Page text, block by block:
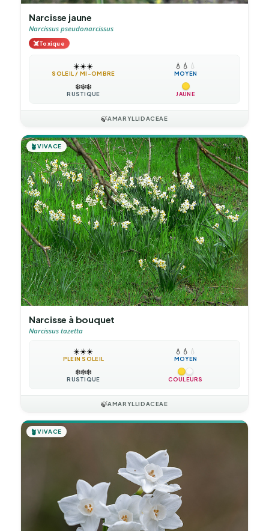
Narcisse jaune
Narcissus pseudonarcissus
☠️Toxique
☀️☀️☀️
SOLEIL / MI-OMBRE
💧 💧 💧
MOYEN
❄️❄️❄️
RUSTIQUE JAUNE
🍃AMARYLLIDACEAE
🪴VIVACE
Narcisse à bouquet
Narcissus tazetta
☀️☀️☀️
PLEIN SOLEIL
💧 💧 💧
MOYEN
❄️❄️❄️
RUSTIQUE COULEURS
🍃AMARYLLIDACEAE
🪴VIVACE